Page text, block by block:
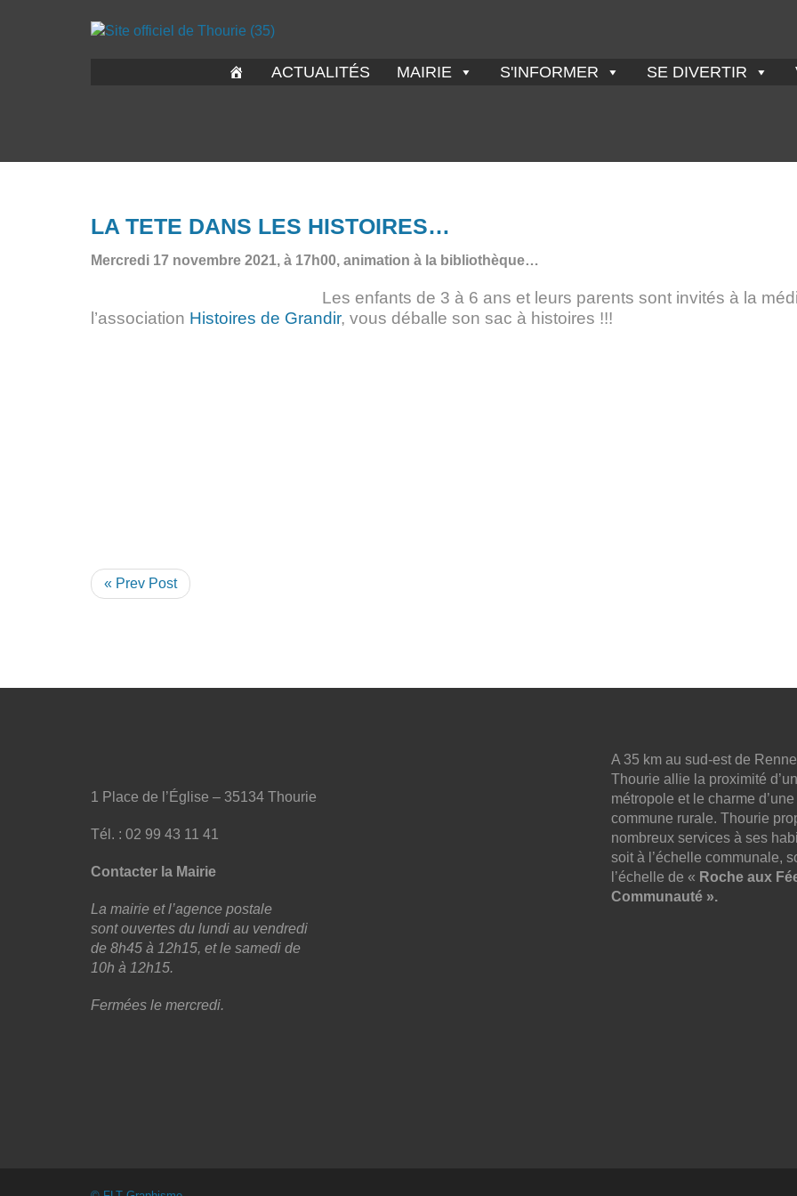
ACTUALITÉS MAIRIE S'INFORMER SE DIVERTIR
LA TETE DANS LES HISTOIRES…
Mercredi 17 novembre 2021, à 17h00, animation à la bibliothèque…
Les enfants de 3 à 6 ans et leurs parents sont invités à la
l’association Histoires de Grandir, vous déballe son sac à histoires !!!
« Prev Post
1 Place de l’Église – 35134 Thourie
Tél. : 02 99 43 11 41
Contacter la Mairie
La mairie et l’agence postale
sont ouvertes du lundi au vendredi
de 8h45 à 12h15, et le samedi de
10h à 12h15.
Fermées le mercredi.
A 35 km au sud-est de
Thourie allie la proximité
métropole et le charme d’une
commune rurale. Thourie
nombreux services à ses
soit à l’échelle communale,
l’échelle de « Roche aux
Communauté ».